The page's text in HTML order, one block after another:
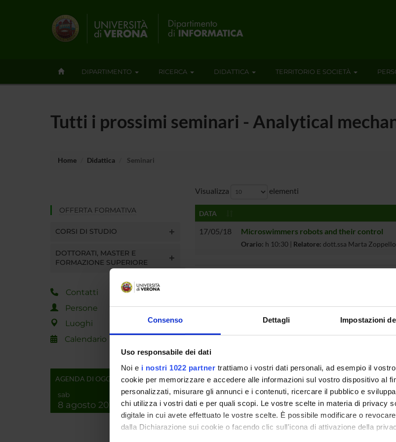
Consenso Dettagli Impostazioni
Uso responsabile dei dati
Noi e i nostri 1022 partner trattiamo i vostri dati personali, ad esempio il
cookie per memorizzare e accedere alle informazioni sul vostro dispositivo al
personalizzati, misurare gli annunci e i contenuti, ricercare il pubblico e
chi utilizza i vostri dati e per quali scopi. Le vostre scelte in materia di privacy
digitale in cui avete effettuato le vostre scelte. È possibile modificare o
dalla Dichiarazione sui cookie o facendo clic sull'icona di attivazione della
DIPARTIMENTO RICERCA DIDATTICA TERRITORIO E SOCIETÀ
Tutti i prossimi seminari - Analytical
Home Didattica Seminari
OFFERTA FORMATIVA
CORSI DI STUDIO
DOTTORATI, MASTER E
FORMAZIONE SUPERIORE
Contatti
Persone
Luoghi
Calendario
AGENDA DI OGGI
sab
8 agosto 2026
Visualizza elementi
DATA
17/05/18 Microswimmers robots and their control
Orario: h 10:30 | Relatore: dott.ssa Marta Zoppello